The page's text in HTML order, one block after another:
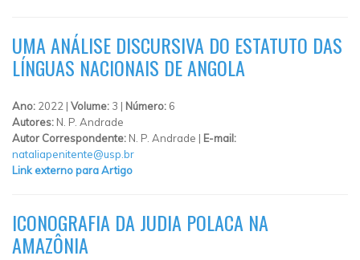
UMA ANÁLISE DISCURSIVA DO ESTATUTO DAS
LÍNGUAS NACIONAIS DE ANGOLA
Ano: 2022 | Volume: 3 | Número: 6
Autores: N. P. Andrade
Autor Correspondente: N. P. Andrade | E-mail:
nataliapenitente@usp.br
Link externo para Artigo
ICONOGRAFIA DA JUDIA POLACA NA
AMAZÔNIA